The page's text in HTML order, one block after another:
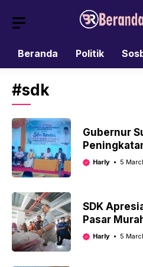
Beranda
Politik
#sdk
Gubernur
Mambi,
Harly 5
SDK
Pasar
Harly 5